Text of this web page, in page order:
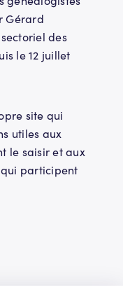
Gérard
des
le 12 juillet
site qui
utiles aux
le saisir et aux
participent